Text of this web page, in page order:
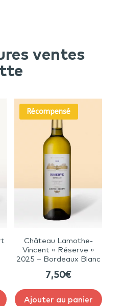
ventes
Récompensé
Château Lamothe-
Vincent « Réserve »
2025 – Bordeaux Blanc
7,50€
Ajouter au panier